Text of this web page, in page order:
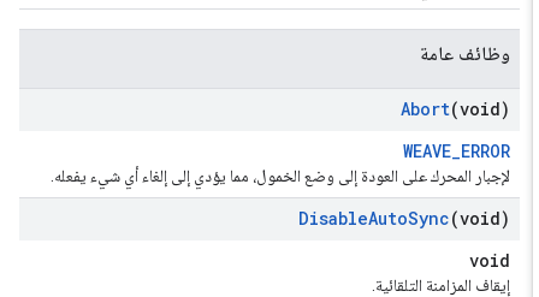
وظائف عامة
Abort(void)
WEAVE_ERROR
لإجبار المحرك على العودة إلى وضع الخمول، مما يؤدي إلى إلغاء أي شيء يفعله.
DisableAutoSync(void)
void
إيقاف المزامنة التلقائية.